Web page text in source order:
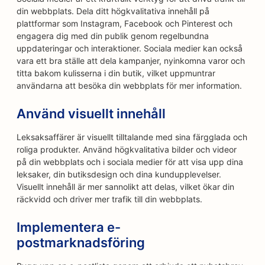
din webbplats. Dela ditt högkvalitativa innehåll på
plattformar som Instagram, Facebook och Pinterest och
engagera dig med din publik genom regelbundna
uppdateringar och interaktioner. Sociala medier kan också
vara ett bra ställe att dela kampanjer, nyinkomna varor och
titta bakom kulisserna i din butik, vilket uppmuntrar
användarna att besöka din webbplats för mer information.
Använd visuellt innehåll
Leksaksaffärer är visuellt tilltalande med sina färgglada och
roliga produkter. Använd högkvalitativa bilder och videor
på din webbplats och i sociala medier för att visa upp dina
leksaker, din butiksdesign och dina kundupplevelser.
Visuellt innehåll är mer sannolikt att delas, vilket ökar din
räckvidd och driver mer trafik till din webbplats.
Implementera e-
postmarknadsföring